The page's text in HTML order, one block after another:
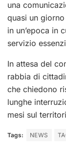
una
quasi un
in un’epoca in
servizio
In attesa del
rabbia di
che chiedono
lunghe
mesi sul
Tags: NEWS